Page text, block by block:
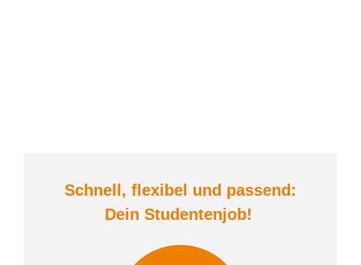
Schnell, flexibel und passend:
Dein Studentenjob!